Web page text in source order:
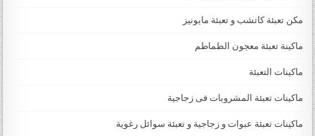
مكن تعبئة كاتشب و تعبئة مايونيز
ماكينة تعبئة معجون الطماطم
ماكينات التعبئة
ماكينات تعبئة المشروبات فى زجاجية
ماكينات تعبئة عبوات و زجاجية و تعبئة سوائل رغوية